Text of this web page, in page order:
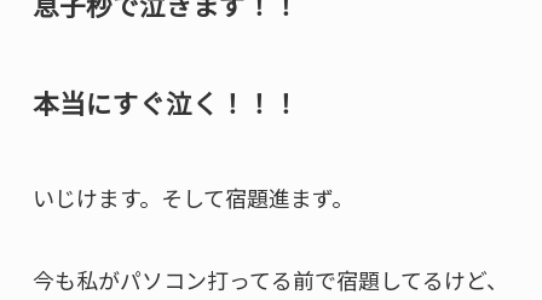
本当にすぐ泣く！！！
いじけます。そして宿題進まず。
今も私がパソコン打ってる前で宿題してるけど、